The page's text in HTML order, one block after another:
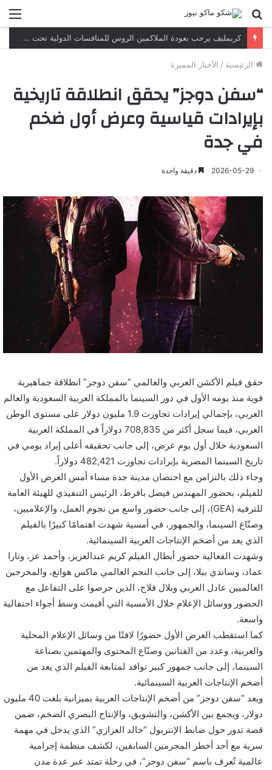
بحث
عن
كريمليف يرحب بعودة الملاكمين الروس للمنافسات الدولية تحت العلم والنشيد الوطنيين
الرئيسية / الأخبار المميزة
“سفن دوجز” يحقق انطلاقة تاريخية
بإيرادات قياسية وعرض أول ضخم
في جدة
2026-05-29 دقيقة واحدة
حقق فيلم الأكشن العربي والعالمي “سفن دوجز” انطلاقة جماهيرية
قوية منذ يومه الأول في دور السينما بالمملكة العربية السعودية والعالم
العربي، بإجمالي إيرادات تجاوزت 1.9 مليون دولار على مستوى الوطن
العربي، فيما سجل أكثر من 708,835 دولاراً في المملكة العربية
السعودية خلال أول يوم عرض، إلى جانب تحقيقه أعلى إيراد يومي في
تاريخ السينما المصرية بإيرادات تجاوزت 482,421 دولاراً.
وجاء ذلك بالتزامن مع احتضان مدينة جدة مساء أمس العرض الأول
للفيلم، بحضور المهندس فيصل بافرط، الرئيس التنفيذي للهيئة العامة
للترفيه (GEA)، إلى جانب حضور واسع من نجوم العمل، والإعلاميين،
وصنّاع السينما، والجمهور، في أمسية شهدت اهتمامًا كبيرًا بالفيلم
الذي يعد من أضخم الإنتاجات العربية السينمائية.
وشهدت الفعالية حضور أبطال الفيلم كريم عبدالعزيز، وأحمد عز، وتارا
عماد، وساندي بيلا، إلى جانب النجم العالمي ماكس هوانغ، والمخرجين
العالميين عادل العربي وبلال فلاح، الذين حرصوا على التفاعل مع
الحضور ووسائل الإعلام خلال الأمسية التي أقيمت وسط أجواء احتفالية
واسعة.
كما استقطب العرض الأول حضورًا لافتًا من وسائل الإعلام المحلية
والعربية، وعدد من الفنانين وصنّاع المحتوى والمهتمين بصناعة
السينما، إلى جانب جمهور كبير توافد لمتابعة الفيلم الذي يعد من
أضخم الإنتاجات العربية السينمائية.
ويعد “سفن دوجز” من أضخم الإنتاجات العربية بميزانية بلغت 40 مليون
دولار، ويجمع بين الأكشن، والتشويق، والإنتاج البصري الضخم، ضمن
قصة تدور حول ضابط الإنتربول “خالد العزازي” الذي يدخل في مهمة
سرية مع أحد أخطر المجرمين السابقين، لكشف منظمة إجرامية
عالمية تُعرف باسم “سفن دوجز”، في رحلة تمتد عبر عدة مدن